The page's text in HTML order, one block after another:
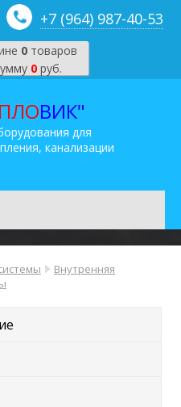
+7 (964) 987-40-53
0товаров
0 руб.
ВИК"
для
канализации
Внутренняя